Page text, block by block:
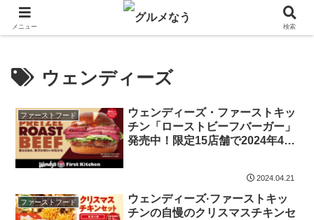
飲食店キャンペーン・食品飲料お菓子新発売のグルメニュース。
ウェンディーズ
ファーストフード
ウェンディーズ・ファーストキッ
チン「ローストビーフバーガー」
発売中！限定15店舗で2024年4月
2024.04.21
ファーストフード
ウェンディーズ·ファーストキッ
チンの自慢のクリスマスチキンセ
メニュー 検索